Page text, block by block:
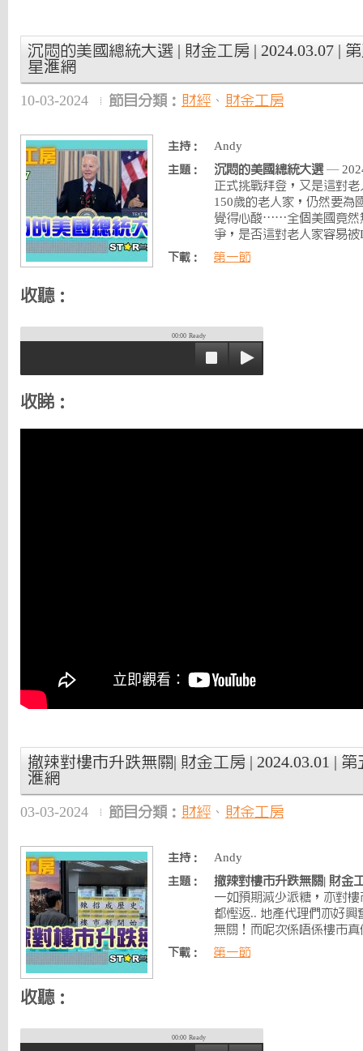
沉悶的美國總統大選 | 財金工房 | 2024.03.07 |
星滙網
10-03-2024 節目分類： 財經 、 財金工房
主持： Andy
主題： 沉悶的美國總統大選—
正式挑戰拜登，又是這對
150歲的老人家，仍然要為
覺得心酸⋯⋯全個美國竟然
爭，是否這對老人家容易被
下載： 第一節
收聽：
00:00 Ready
收睇：
撤辣對樓市升跌無關| 財金工房 | 2024.03.01 |
滙網
03-03-2024 節目分類： 財經 、 財金工房
主持： Andy
主題：
撤辣對樓市升跌無關| 財金
一如預期減少派糖，亦對
都慳返.. 地產代理們亦好
無關！而呢次係唔係樓市
下載： 第一節
收聽：
00:00 Ready